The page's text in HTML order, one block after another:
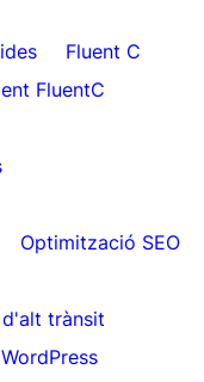
Fluent C
FluentC
Optimització SEO
trànsit